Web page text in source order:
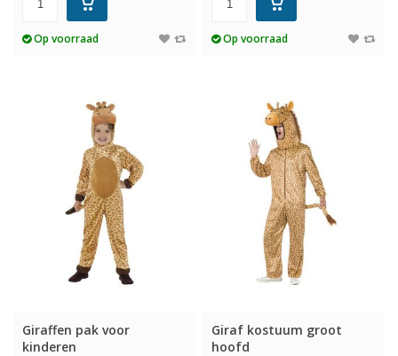
Op voorraad Op voorraad
Giraffen pak voor
kinderen
Giraf kostuum groot
hoofd